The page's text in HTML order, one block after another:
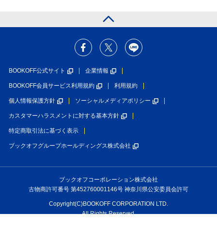
BOOKOFF公式サイト 企業情報
BOOKOFF会員サービス利用規約 利用規約
個人情報保護方針 ソーシャルメディアポリシー
カスタマーハラスメントに対する基本方針
特定商取引法に基づく表示
ブックオフグループホールディングス株式会社
ブックオフコーポレーション株式会社
古物商許可番号 第452760001146号 神奈川県公安委員会許可
Copyright(C)BOOKOFF CORPORATION LTD.
All Rights Reserved.